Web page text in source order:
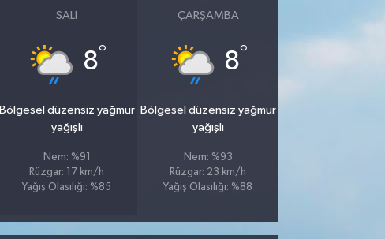
SALI
8°
Bölgesel düzensiz yağmur
yağışlı
Nem: %91
Rüzgar: 17 km/h
Yağış Olasılığı: %85
ÇARŞAMBA
8°
Bölgesel düzensiz yağmur
yağışlı
Nem: %93
Rüzgar: 23 km/h
Yağış Olasılığı: %88